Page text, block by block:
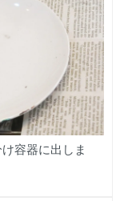
容器に出しま